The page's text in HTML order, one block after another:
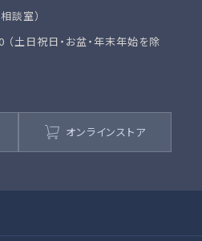
談室）
土日祝日・お盆・年末年始を除
オンラインストア